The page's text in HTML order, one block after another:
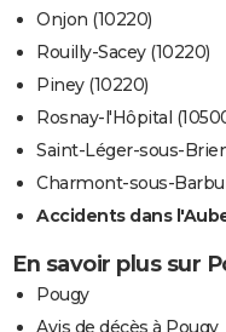
Onjon (10220)
Rouilly-Sacey (10220)
Piney (10220)
Rosnay-l'Hôpital
Saint-Léger-sous-
Charmont-sous-
Accidents dans
En savoir plus sur
Pougy